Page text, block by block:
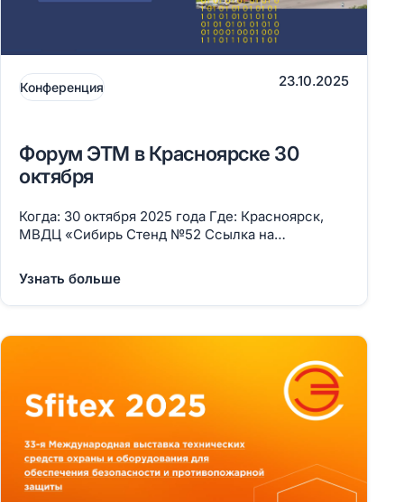
Конференция 23.10.2025
Форум ЭТМ в Красноярске 30
октября
Когда: 30 октября 2025 года Где: Красноярск,
МВДЦ «Сибирь Стенд №52 Ссылка на
Узнать больше